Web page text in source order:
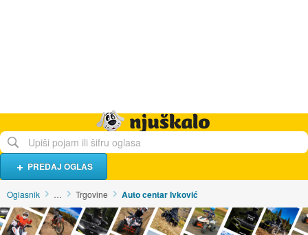
PREDAJ OGLAS
Oglasnik … Trgovine Auto centar Ivković